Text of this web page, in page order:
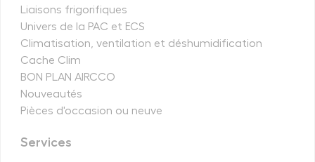
Liaisons frigorifiques
Univers de la PAC et ECS
Climatisation, ventilation et déshumidification
Cache Clim
BON PLAN AIRCCO
Nouveautés
Pièces d'occasion ou neuve
Services